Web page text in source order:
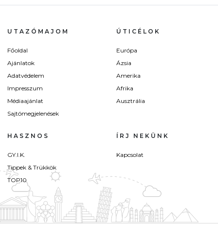
UTAZÓMAJOM
Főoldal
Ajánlatok
Adatvédelem
Impresszum
Médiaajánlat
Sajtómegjelenések
ÚTICÉLOK
Európa
Ázsia
Amerika
Afrika
Ausztrália
HASZNOS
GY.I.K.
Tippek & Trükkök
TOP10
ÍRJ NEKÜNK
Kapcsolat